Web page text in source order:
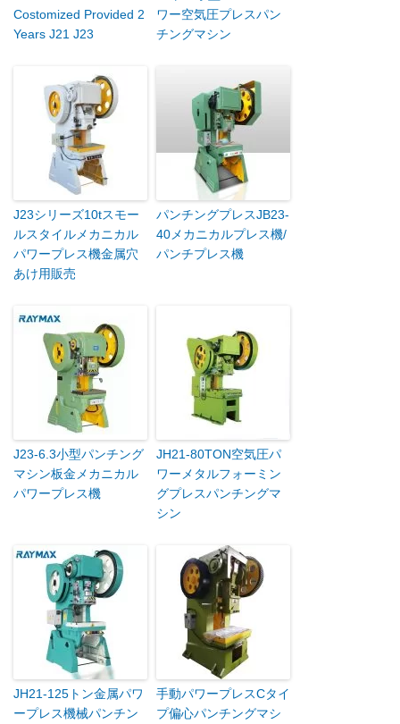
Costomized Provided 2
Years J21 J23
ワー空気圧プレスパン
チングマシン
J23シリーズ10tスモー
ルスタイルメカニカル
パワープレス機金属穴
あけ用販売
パンチングプレスJB23-
40メカニカルプレス機/
パンチプレス機
J23-6.3小型パンチング
マシン板金メカニカル
パワープレス機
JH21-80TON空気圧パ
ワーメタルフォーミン
グプレスパンチングマ
シン
JH21-125トン金属パワ
ープレス機械パンチン
手動パワープレスCタイ
プ偏心パンチングマシ